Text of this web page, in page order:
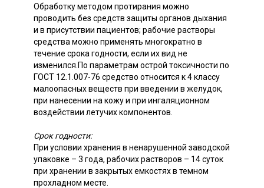
Обработку методом протирания можно
проводить без средств защиты органов дыхания
и в присутствии пациентов; рабочие растворы
средства можно применять многократно в
течение срока годности, если их вид не
изменился.По параметрам острой токсичности по
ГОСТ 12.1.007-76 средство относится к 4 классу
малоопасных веществ при введении в желудок,
при нанесении на кожу и при ингаляционном
воздействии летучих компонентов.
Срок годности:
При условии хранения в ненарушенной заводской
упаковке – 3 года, рабочих растворов – 14 суток
при хранении в закрытых емкостях в темном
прохладном месте.